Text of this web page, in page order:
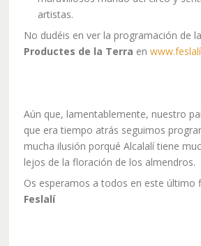
artistas.
No dudéis en ver la programación de la
Productes de la Terra en
Aún que, lamentablemente, nuestro
que era tiempo atrás seguimos
mucha ilusión porqué Alcalalí tiene
lejos de la floración de los almendros.
Os esperamos a todos en este último
Feslalí